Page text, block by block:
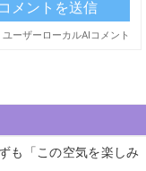
も「この空気を楽しみ